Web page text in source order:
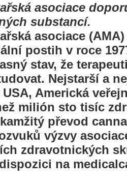
asociace
substancí.
asociace
postih v roce
stav, že
Nejstarší a
Americká
milión sto tisíc
převod
výzvy
zdravotnických
na